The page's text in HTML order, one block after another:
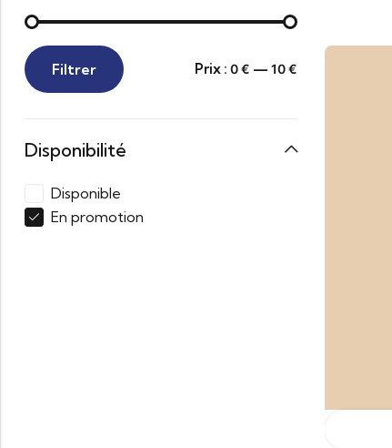
Filtrer Prix : 0 € — 10 €
Disponibilité
Disponible
En promotion